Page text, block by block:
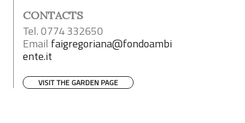
CONTACTS
Tel. 0774 332650
Email faigregoriana@fondoambi
ente.it
VISIT THE GARDEN PAGE